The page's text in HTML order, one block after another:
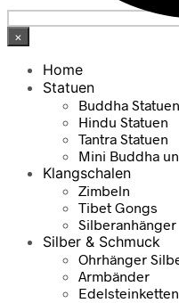
×
Home
Statuen
Buddha Statuen
Hindu Statuen
Tantra Statuen
Mini Buddha
Klangschalen
Zimbeln
Tibet Gongs
Silberanhänger
Silber & Schmuck
Ohrhänger
Armbänder
Edelsteinketten